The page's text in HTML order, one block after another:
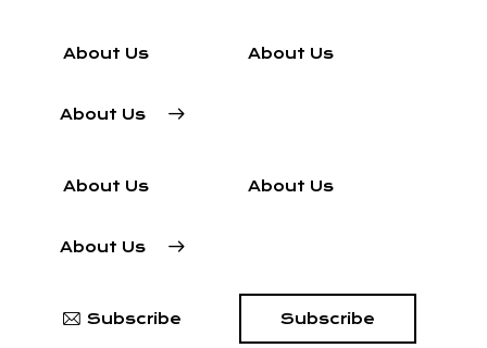
About Us About Us
About Us
About Us About Us
About Us
Subscribe Subscribe